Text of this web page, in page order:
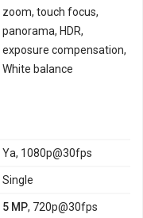
zoom, touch focus,
panorama, HDR,
exposure compensation,
White balance
Ya, 1080p@30fps
Single
5 MP, 720p@30fps